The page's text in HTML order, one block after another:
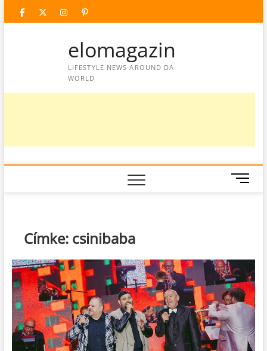
facebooktwitter
instagram
googleplus
pinterest
elomagazin
LIFESTYLE NEWS AROUND DA
WORLD
M
e
t
o
n
Címke: csinibaba